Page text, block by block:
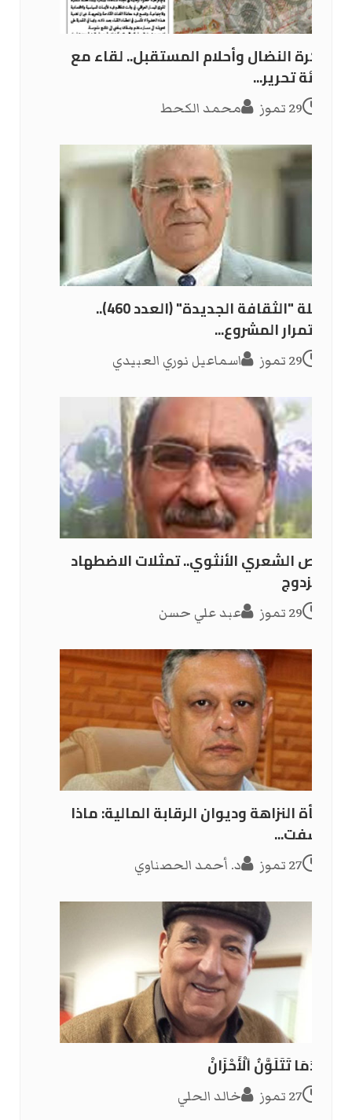
ذاكرة النضال وأحلام المستقبل.. لقاء مع
هيئة تحرير...
29 تموز محمد الكحط
مجلة "الثقافة الجديدة" (العدد 460)..
استمرار المشروع...
29 تموز اسماعيل نوري العبيدي
النص الشعري الأنثوي.. تمثلات الاضطهاد
المزدوج
29 تموز عبد علي حسن
هيأة النزاهة وديوان الرقابة المالية: ماذا
كشفت...
27 تموز د. أحمد الحصناوي
عِنْدَمَا تَتَلَوَّنُ اَلْأَحْزَانْ
27 تموز خالد الحلي